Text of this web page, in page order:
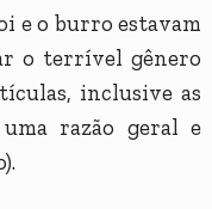
e o burro estavam
o terrível gênero
inclusive as
razão geral e